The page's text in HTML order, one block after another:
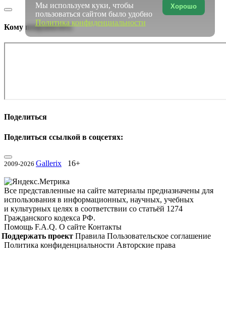
Кому понравилось
Поделиться
Поделиться ссылкой в соцсетях:
2009-2026 Gallerix 16+
Все представленные на сайте материалы предназначены для
использования в информационных, научных, учебных
и культурных целях в соответствии со статьёй 1274
Гражданского кодекса РФ.
Помощь F.A.Q. О сайте Контакты
Поддержать проект Правила Пользовательское соглашение
Политика конфиденциальности Авторские права
Хорошо
Мы используем куки, чтобы
пользоваться сайтом было удобно
Политика конфиденциальности